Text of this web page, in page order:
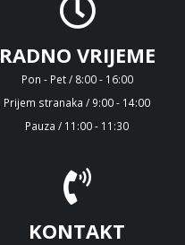
RADNO VRIJEME
Pon - Pet / 8:00 - 16:00
Prijem stranaka / 9:00 - 14:00
Pauza / 11:00 - 11:30
KONTAKT